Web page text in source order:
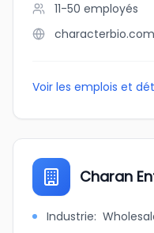
11-50 employés
characterbio.com
Voir les emplois et
Charan
Industrie: